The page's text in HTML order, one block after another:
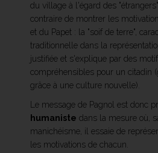
du village à l'égard des
contraire de montrer les
et du Papet : la "soif de terre",
traditionnelle dans la
justifiée et s'explique par des
compréhensibles pour un citadin
grâce à une culture nouvelle).
Le message de Pagnol est donc
humaniste dans la mesure où,
manichéisme, il essaie de
les motivations de chacun.